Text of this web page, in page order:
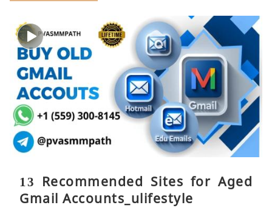
13 Recommended Sites for Aged
Gmail Accounts_ulifestyle